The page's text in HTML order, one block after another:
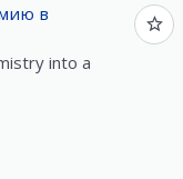
в
into a